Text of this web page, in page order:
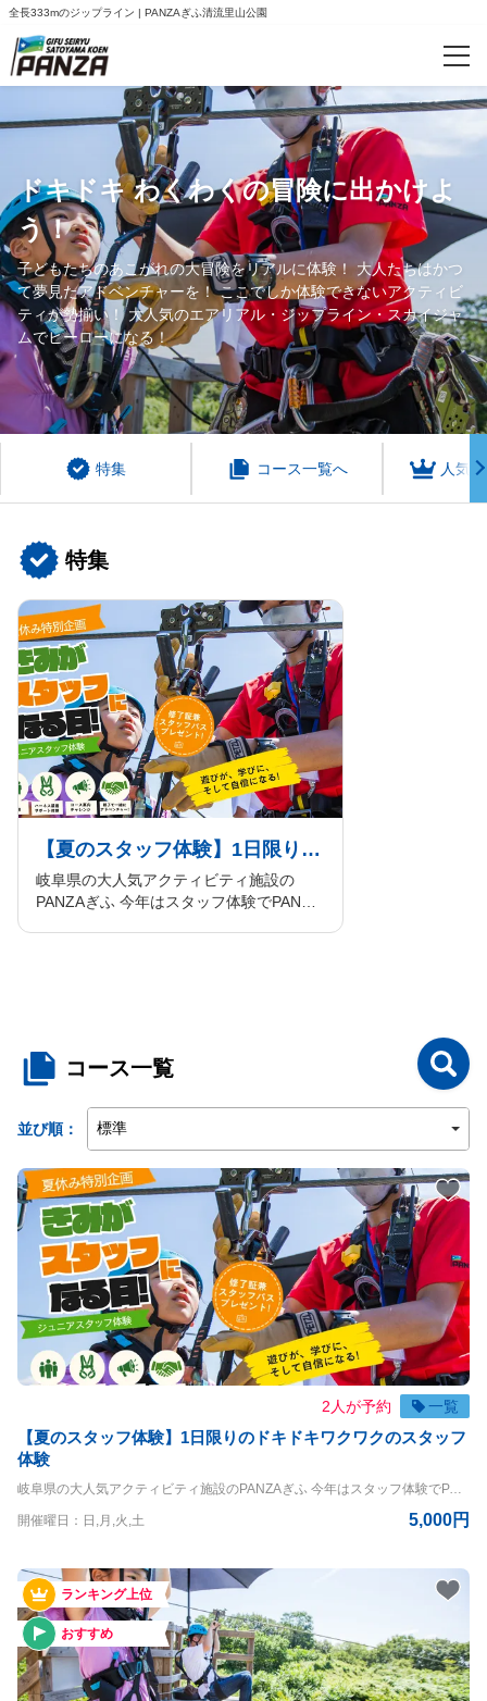
全長333mのジップライン | PANZAぎふ清流里山公園
予約サイト限定のお得なセット券
単品券【まずは気になる体験のみ】
特集
【夏のスタッフ体験】1日限りのドキドキワクワクのスタッフ体験
人気ランキング
English
ログイン/予約確認
ドキドキ わくわくの冒険に出かけよ
う！
子どもたちのあこがれの大冒険をリアルに体験！ 大人たちはかつ
て夢見たアドベンチャーを！ ここでしか体験できないアクティビ
ティが勢揃い！ 大人気のエアリアル・ジップライン・スカイジャ
ムでヒーローになる！
特集 コース一覧へ 人気
特集
【夏のスタッフ体験】1日限りのドキドキワクワクのスタッフ体験
岐阜県の大人気アクティビティ施設の
PANZAぎふ 今年はスタッフ体験でPANZA
コース一覧
並び順：
2人が予約 一覧
【夏のスタッフ体験】1日限りのドキドキワクワクのスタッフ
体験
岐阜県の大人気アクティビティ施設のPANZAぎふ 今年はスタッフ体験でPANZAの内側をのぞいちゃおう！ ◇ジップラインの詳細◇ ライン：全長333m 最高地上高：8m ◇エアリアルコースの詳細◇ 高さ：6mまたは9m ◇利用条件◇ 小学生以上 体重20kg~120kg 身長120cm以上 ※9mコースでのスタッフ体験希望者は↓ 小学生以上 体重30kg~120kg 身長120cm以上 ※同伴者も有料 ※お子さんが親族の方を疑似サポートする体験となります。親族の方の参加は必須です。 ◇体験及び流れについての詳細◇ ・受付 ・自己紹介、任命式（PANZAジュニアスタッフ） ・内容説明 ・受付練習 ・安全講習 ・ハーネス練習 ・プレスクール披露（メガジップ） ・メガジップ手本体験 ・ゴール体験 ・リカバリー体験 ・コース案内（エアリアル体験） ・ハーネス取り付け（スタッフ） ・簡略式プレスクール講習 ・親御さん受付 ・親御さんハーネス取り付け ・プレ披露 ・親御さん体験＆お子さんサポート（一緒についていき危険な行動をしないか監視） ・9m下降体験 ・ジュニアスタッフ証明パス授与 ・レポートの台紙とまとめを譲渡 ＝＝＝＝ 〇PANZAぎふ清流里山公園 PANZAぎふ清流里山公園は、自然豊かな里山の景観を楽しめるアウトドア施設です。 広大な公園内には、木々に囲まれた冒険アスレチック「MegaZIP」「Aerial」「SkyJAM」があり、子供から大人まで楽しめるアクティビティが満載です。 高所アスレチックやジップラインなど、スリル満点のチャレンジが待っており、初心者から上級者まで幅広く楽しめます。 家族や友人と一緒に、都会の喧騒を離れてアクティブに過ごす一日を満喫できる、岐阜県の魅力を堪能できるスポットです。
開催曜日：日,月,火,土 5,000円
ランキング上位
おすすめ